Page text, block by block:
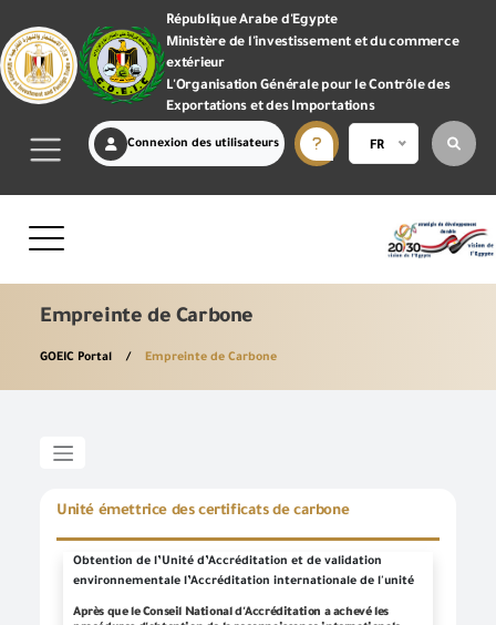
République Arabe d'Egypte
Ministère de l'investissement et du commerce
extérieur
L'Organisation Générale pour le Contrôle des
Exportations et des Importations
Connexion des utilisateurs FR
Empreinte de Carbone
GOEIC Portal Empreinte de Carbone
Unité émettrice des certificats de carbone
Obtention de l’Unité d’Accréditation et de validation
environnementale l’Accréditation internationale de l'unité
Après que le Conseil National d'Accréditation a achevé les